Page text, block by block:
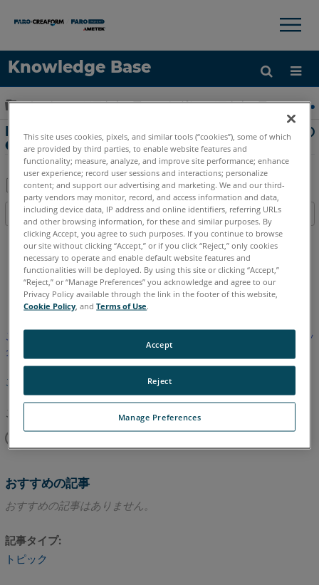
Knowledge Base
言語
×
グローバル階層を展開/折りたたむ
ホーム ソフトウェア レガシーソフトウェア レガ
Measure 10 または Q でのポリラインデータの
CAD 形式へのエクスポートの問題
PDF
と
目次
ッ
ー
英語
この記事は翻訳されていません。英語版を見るにはここをクリッ
クしてください。
このページのトップへ
この記事は役に立ちましたか？
おすすめの記事
おすすめの記事はありません。
記事タイプ
トピック
This site uses cookies, pixels, and similar tools (“cookies”), some of which
are provided by third parties, to enable website features and
functionality; measure, analyze, and improve site performance; enhance
user experience; record user sessions and interactions; personalize
content; and support our advertising and marketing. We and our third-
party vendors may monitor, record, and access information and data,
including device data, IP address and online identifiers, referring URLs
and other browsing information, for these and similar purposes. By
clicking Accept, you agree to such purposes. If you continue to browse
our site without clicking “Accept,” or if you click “Reject,” only cookies
necessary to operate and enable default website features and
functionalities will be deployed. By using this site or clicking “Accept,”
“Reject,” or “Manage Preferences” you acknowledge and agree to our
Privacy Policy available through the link in the footer of this website,
Cookie Policy , andTerms of Use.
Manage Preferences
Reject
Accept